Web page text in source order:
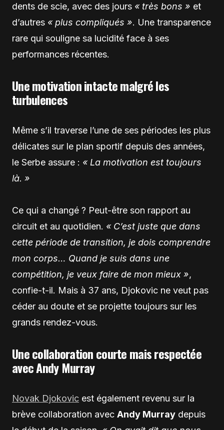
dents de scie, avec des jours « très bons » et
d’autres « plus compliqués ». Une transparence
rare qui souligne sa lucidité face à ses
performances récentes.
Une motivation intacte malgré les
turbulences
Même s’il traverse l’une de ses périodes les plus
délicates sur le plan sportif depuis des années,
le Serbe assure : « La motivation est toujours
là. »
Ce qui a changé ? Peut-être son rapport au
circuit et au quotidien. « C’est juste que dans
cette période de transition, je dois comprendre
mon corps… Quand je suis dans une
compétition, je veux faire de mon mieux »,
confie-t-il. Mais à 37 ans, Djokovic ne veut pas
céder au doute et se projette toujours sur les
grands rendez-vous.
Une collaboration courte mais respectée
avec Andy Murray
Novak Djokovic est également revenu sur la
brève collaboration avec Andy Murray depuis